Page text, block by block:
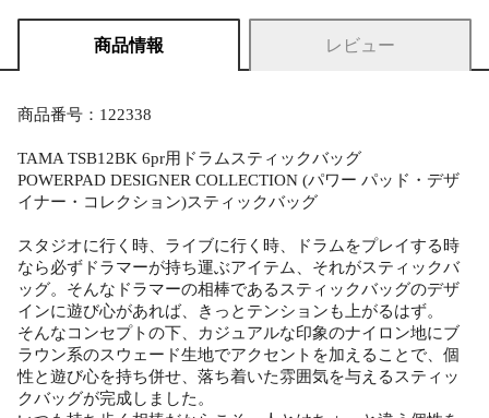
商品情報 レビュー
商品番号：122338
TAMA TSB12BK 6pr用ドラムスティックバッグ
POWERPAD DESIGNER COLLECTION (パワー パッド・デザ
イナー・コレクション)スティックバッグ
スタジオに行く時、ライブに行く時、ドラムをプレイする時
なら必ずドラマーが持ち運ぶアイテム、それがスティックバ
ッグ。そんなドラマーの相棒であるスティックバッグのデザ
インに遊び心があれば、きっとテンションも上がるはず。
そんなコンセプトの下、カジュアルな印象のナイロン地にブ
ラウン系のスウェード生地でアクセントを加えることで、個
性と遊び心を持ち併せ、落ち着いた雰囲気を与えるスティッ
クバッグが完成しました。